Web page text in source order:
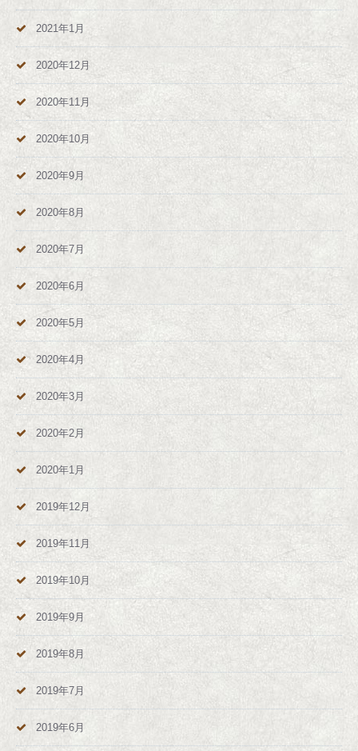
2021年1月
2020年12月
2020年11月
2020年10月
2020年9月
2020年8月
2020年7月
2020年6月
2020年5月
2020年4月
2020年3月
2020年2月
2020年1月
2019年12月
2019年11月
2019年10月
2019年9月
2019年8月
2019年7月
2019年6月